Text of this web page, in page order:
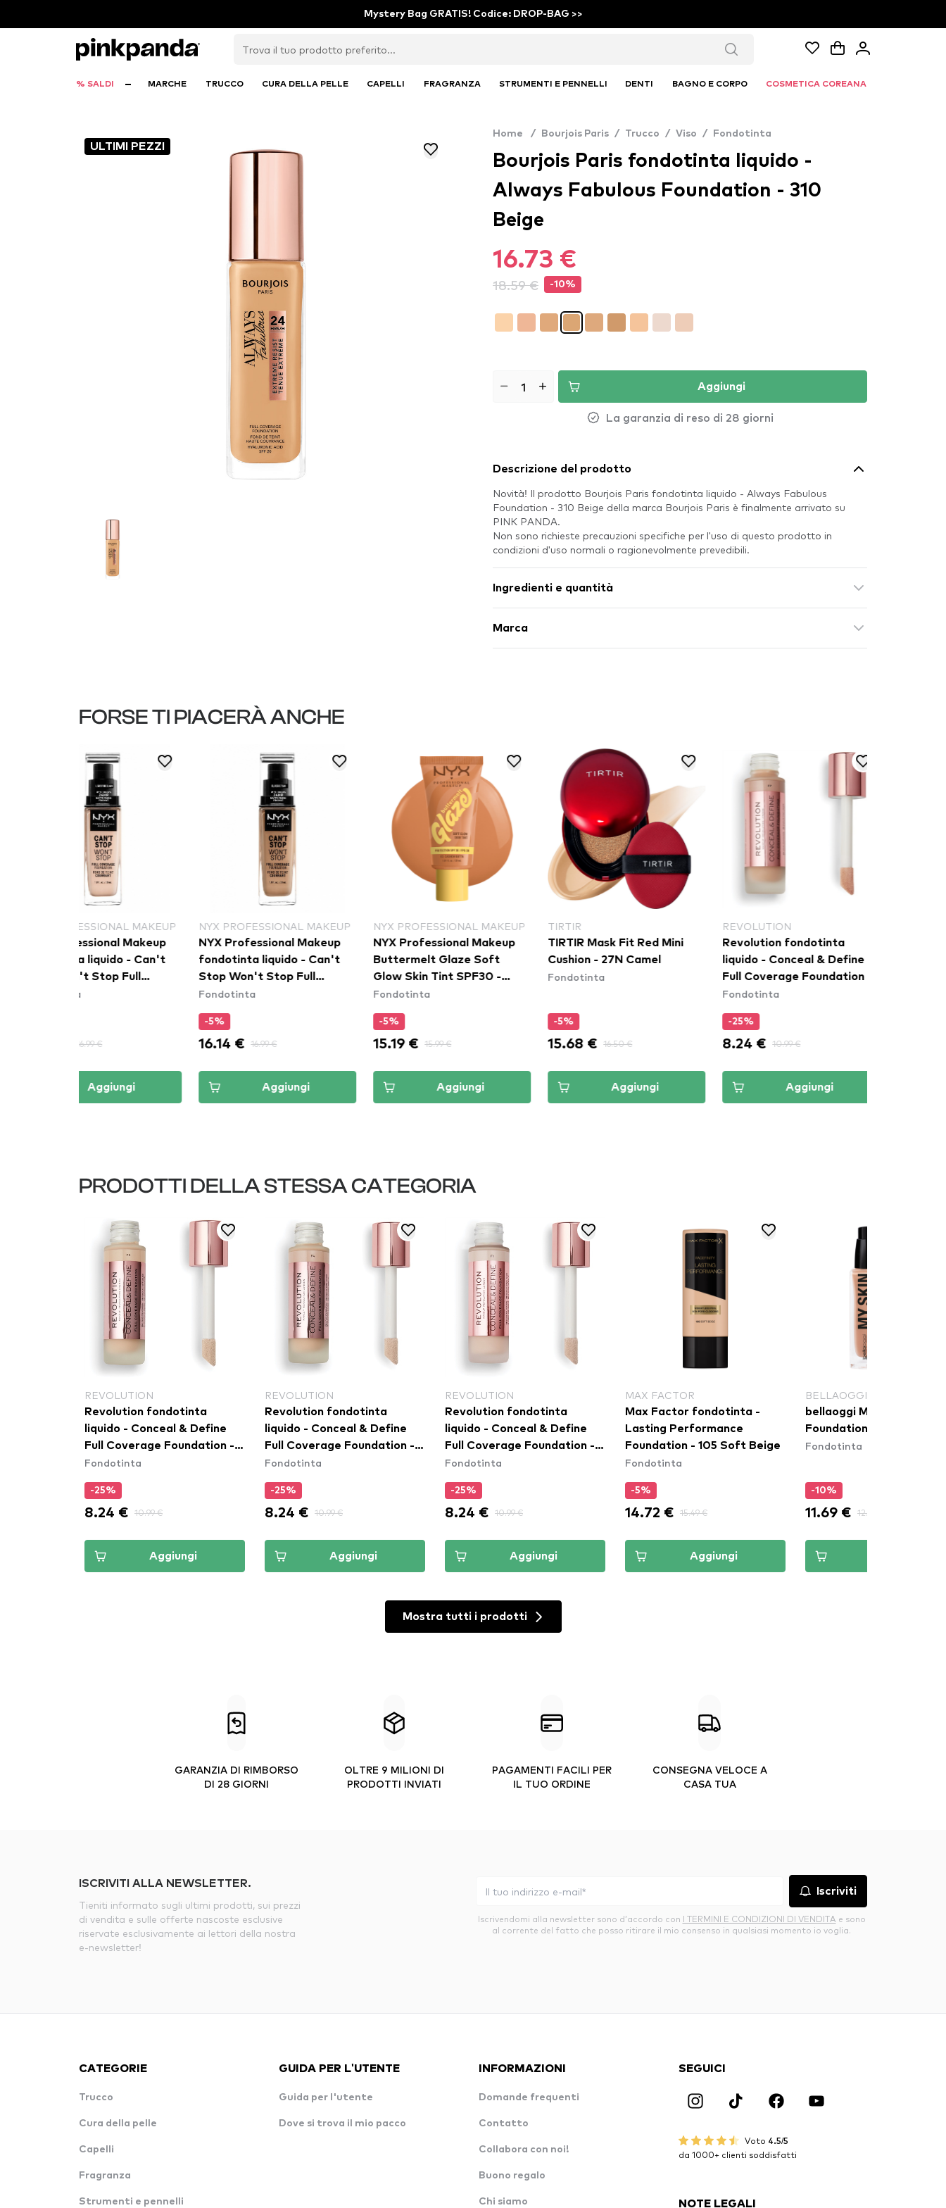
Mystery Bag GRATIS! Codice: DROP-BAG >>
% SALDI MARCHE TRUCCO CURA DELLA PELLE CAPELLI FRAGRANZA STRUMENTI E PENNELLI DENTI BAGNO E CORPO COSMETICA COREANA
ULTIMI PEZZI
Home / Bourjois Paris / Trucco / Viso / Fondotinta
Bourjois Paris fondotinta liquido -
Always Fabulous Foundation - 310
Beige
16.73 €
18.59 € -10%
Aggiungi
La garanzia di reso di 28 giorni
Descrizione del prodotto
Novità! Il prodotto Bourjois Paris fondotinta liquido - Always Fabulous
Foundation - 310 Beige della marca Bourjois Paris è finalmente arrivato su
PINK PANDA.
Non sono richieste precauzioni specifiche per l'uso di questo prodotto in
condizioni d'uso normali o ragionevolmente prevedibili.
Ingredienti e quantità
Marca
FORSE TI PIACERÀ ANCHE
NYX PROFESSIONAL MAKEUP
NYX Professional Makeup
fondotinta liquido - Can't
Stop Won't Stop Full
Coverage Foundation -
16.14 €
NYX PROFESSIONAL MAKEUP
NYX Professional Makeup
Buttermelt Glaze Soft
Glow Skin Tint SPF30 -
15.19 €
TIRTIR
TIRTIR Mask Fit Red Mini
Cushion - 27N Camel
Fondotinta
15.68 €
Revolution fondotinta
liquido - Conceal & Define
Full Coverage Foundation -
8.24 €
REVOLUTION
Revolution fondotinta
liquido - Conceal & Define
Full Coverage Foundation -
8.24 €
PRODOTTI DELLA STESSA CATEGORIA
REVOLUTION
Revolution fondotinta
liquido - Conceal & Define
Full Coverage Foundation -
F6
Fondotinta
-25%
8.24 € 10.99 €
Aggiungi
REVOLUTION
Revolution fondotinta
liquido - Conceal & Define
Full Coverage Foundation -
F4
Fondotinta
-25%
8.24 € 10.99 €
Aggiungi
REVOLUTION
Revolution fondotinta
liquido - Conceal & Define
Full Coverage Foundation -
F1
Fondotinta
-25%
8.24 € 10.99 €
Aggiungi
MAX FACTOR
Max Factor fondotinta -
Lasting Performance
Foundation - 105 Soft Beige
Fondotinta
-5%
14.72 € 15.49 €
Aggiungi
BELLAOGGI
bellaoggi My Skin Tone
Foundation - Porcelain
Fondotinta
-10%
11.69 € 12.99 €
Mostra tutti i prodotti
GARANZIA DI RIMBORSO
DI 28 GIORNI
OLTRE 9 MILIONI DI
PRODOTTI INVIATI
PAGAMENTI FACILI PER
IL TUO ORDINE
CONSEGNA VELOCE A
CASA TUA
ISCRIVITI ALLA NEWSLETTER.
Tieniti informato sugli ultimi prodotti, sui prezzi
di vendita e sulle offerte nascoste esclusive
riservate esclusivamente ai lettori della nostra
e-newsletter!
Iscriviti
Iscrivendomi alla newsletter sono d’accordo con I TERMINI E CONDIZIONI DI VENDITA e sono
al corrente del fatto che posso ritirare il mio consenso in qualsiasi momento io voglia.
CATEGORIE
Trucco
Cura della pelle
Capelli
Fragranza
Strumenti e pennelli
GUIDA PER L'UTENTE
Guida per l'utente
Dove si trova il mio pacco
INFORMAZIONI
Domande frequenti
Contatto
Collabora con noi!
Buono regalo
Chi siamo
SEGUICI
Voto 4.5/5
da 1000+ clienti soddisfatti
NOTE LEGALI